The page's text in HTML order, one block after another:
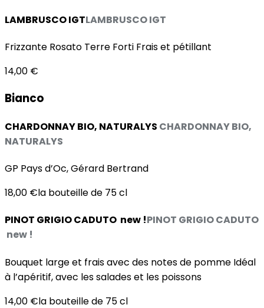
LAMBRUSCO IGTLAMBRUSCO IGT
Frizzante Rosato Terre Forti Frais et pétillant
14,00 €
Bianco
CHARDONNAY BIO, NATURALYS CHARDONNAY BIO,
NATURALYS
GP Pays d’Oc, Gérard Bertrand
18,00 €la bouteille de 75 cl
PINOT GRIGIO CADUTO new !PINOT GRIGIO CADUTO
new !
Bouquet large et frais avec des notes de pomme Idéal
à l’apéritif, avec les salades et les poissons
14,00 €la bouteille de 75 cl